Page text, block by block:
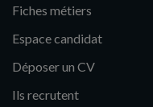
Fiches métiers
Espace candidat
Déposer un CV
Ils recrutent